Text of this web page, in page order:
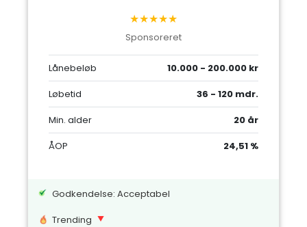
★★★★★
Sponsoreret
Lånebeløb
10.000 - 200.000 kr
Løbetid
36 - 120 mdr.
Min. alder
20 år
ÅOP
24,51 %
Godkendelse: Acceptabel
Trending